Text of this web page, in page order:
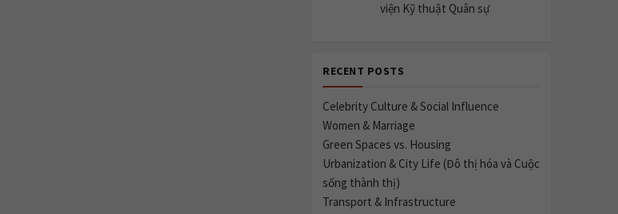
viện Kỹ thuật Quân sự
RECENT POSTS
Celebrity Culture & Social Influence
Women & Marriage
Green Spaces vs. Housing
Urbanization & City Life (Đô thị hóa và Cuộc
sống thành thị)
Transport & Infrastructure